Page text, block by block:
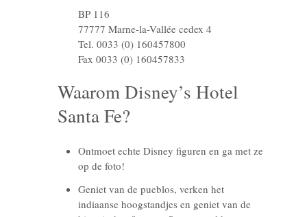
BP 116
77777 Marne-la-Vallée cedex 4
Tel. 0033 (0) 160457800
Fax 0033 (0) 160457833
Waarom Disney’s Hotel
Santa Fe?
Ontmoet echte Disney figuren en ga met ze
op de foto!
Geniet van de pueblos, verken het
indiaanse hoogstandjes en geniet van de